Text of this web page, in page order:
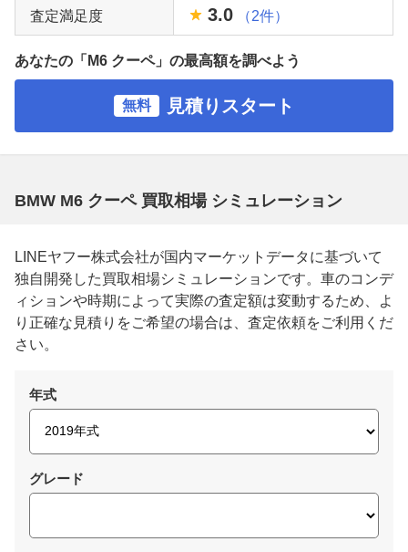
査定満足度 3.0 （2件）
あなたの「M6 クーペ」の最高額を調べよう
無料 見積りスタート
BMW M6 クーペ 買取相場 シミュレーション
LINEヤフー株式会社が国内マーケットデータに基づいて
独自開発した買取相場シミュレーションです。車のコンデ
ィションや時期によって実際の査定額は変動するため、よ
り正確な見積りをご希望の場合は、査定依頼をご利用くだ
さい。
年式
グレード